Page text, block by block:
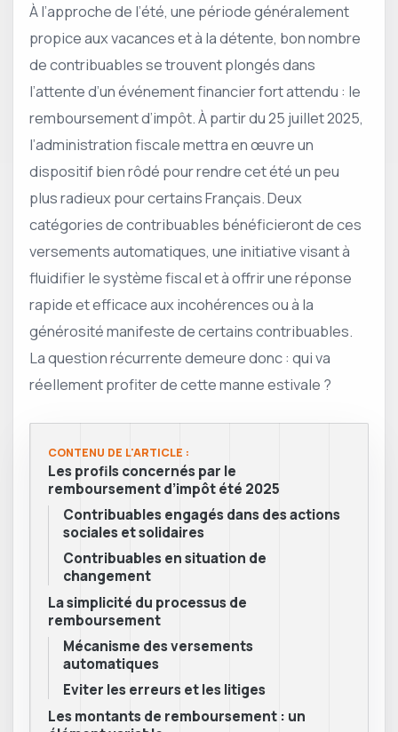
À l’approche de l’été, une période généralement
propice aux vacances et à la détente, bon nombre
de contribuables se trouvent plongés dans
l’attente d’un événement financier fort attendu : le
remboursement d’impôt. À partir du 25 juillet 2025,
l’administration fiscale mettra en œuvre un
dispositif bien rôdé pour rendre cet été un peu
plus radieux pour certains Français. Deux
catégories de contribuables bénéficieront de ces
versements automatiques, une initiative visant à
fluidifier le système fiscal et à offrir une réponse
rapide et efficace aux incohérences ou à la
générosité manifeste de certains contribuables.
La question récurrente demeure donc : qui va
réellement profiter de cette manne estivale ?
CONTENU DE L'ARTICLE :
Les profils concernés par le
remboursement d’impôt été 2025
Contribuables engagés dans des actions
sociales et solidaires
Contribuables en situation de
changement
La simplicité du processus de
remboursement
Mécanisme des versements
automatiques
Eviter les erreurs et les litiges
Les montants de remboursement : un